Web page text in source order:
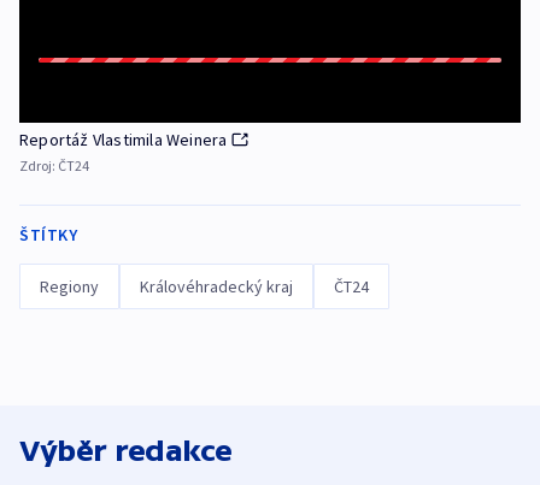
Reportáž Vlastimila Weinera
Zdroj: ČT24
ŠTÍTKY
Regiony Královéhradecký kraj ČT24
Výběr redakce